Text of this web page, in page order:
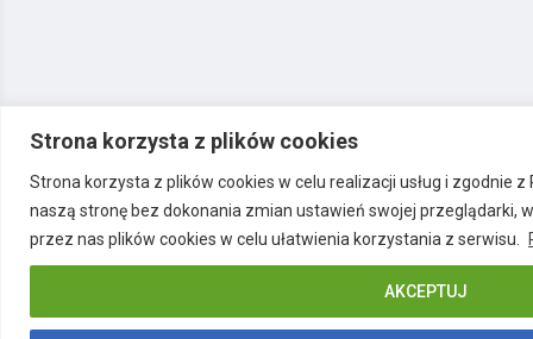
Strona korzysta z plików cookies
Strona korzysta z plików cookies w celu realizacji usług i zgodnie
naszą stronę bez dokonania zmian ustawień swojej przeglądarki,
przez nas plików cookies w celu ułatwienia korzystania z serwisu.
AKCEPTUJ